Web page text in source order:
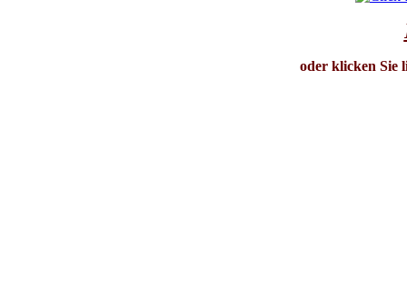
oder klicken Sie